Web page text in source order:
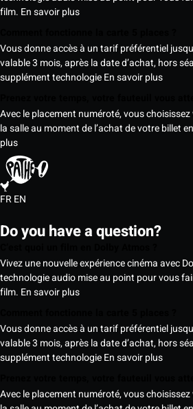
film. En savoir plus
Vous donne accès à un tarif préférentiel
valable 3 mois, après la date d’achat, hors
supplément technologieEn savoir plus
Avec le placement numéroté, vous
la salle au moment de l’achat de votre billet
plus
FREN
Do you have a question?
Vivez une nouvelle expérience cinéma avec
technologie audio mise au point pour vous
film. En savoir plus
Vous donne accès à un tarif préférentiel
valable 3 mois, après la date d’achat, hors
supplément technologieEn savoir plus
Avec le placement numéroté, vous